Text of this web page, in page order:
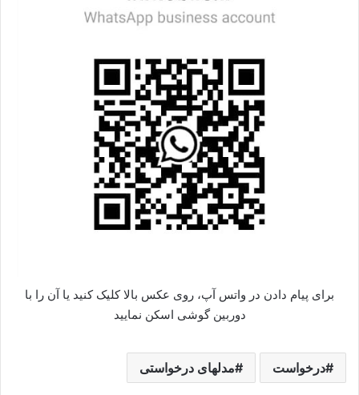
برای پیام دادن در واتس آپ، روی عکس بالا کلیک کنید یا آن را با
دوربین گوشی اسکن نمایید
درخواست مدلهای درخواستی